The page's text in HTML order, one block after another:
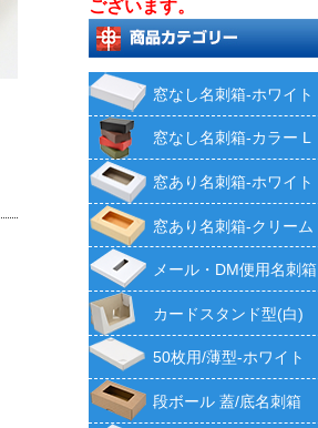
ございます。
窓なし名刺箱-ホワイト
窓なし名刺箱-カラー L
窓あり名刺箱-ホワイト
窓あり名刺箱-クリーム
メール・DM便用名刺箱
カードスタンド型(白)
50枚用/薄型-ホワイト
段ボール 蓋/底名刺箱